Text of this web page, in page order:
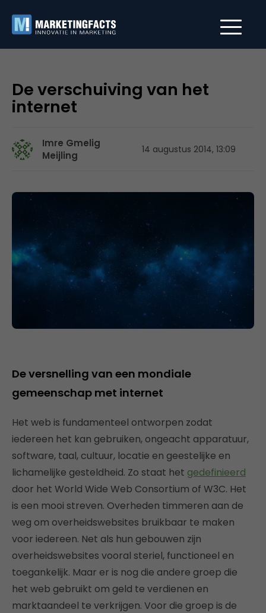
De verschuiving van het
internet
Imre Gmelig
Meijling
14 augustus 2014, 13:09
De versnelling van een mondiale
gemeenschap met internet
Het web is fundamenteel ontworpen zodat
iedereen het kan gebruiken, ongeacht apparatuur,
software, taal, cultuur, locatie en geestelijke en
lichamelijke gesteldheid. Zo staat het gedefinieerd
door het World Wide Web Consortium of W3C. Het
is een mooi streven. Overheden timmeren aan de
weg om overheidswebsites bruikbaar te maken
voor iedereen. Net als hun gebouwen zijn
overheidswebsites vooral steriel, functioneel en
toegankelijk. Maar er is nog die andere groep die
het web gebruikt om geld te verdienen en
marktaandeel te verkrijgen. Voor die groep is de